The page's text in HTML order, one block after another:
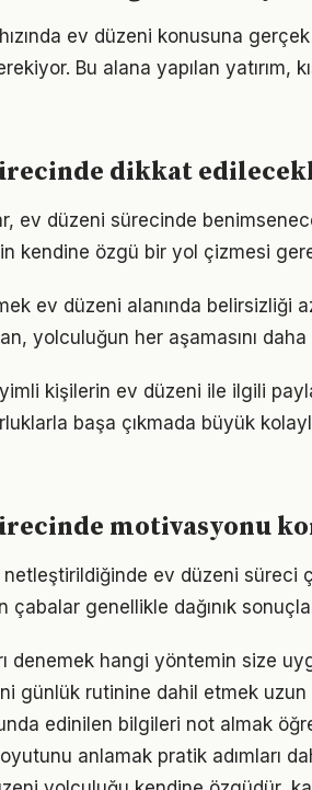
ev düzeni konusuna
Bu alana yapılan yatırım,
dikkat
ev düzeni sürecinde
kendine özgü bir yol çizmesi
ev düzeni alanında belirsizliği
yolculuğun her aşamasını daha
kişilerin ev düzeni ile ilgili
başa çıkmada büyük
motivasyonu
ev düzeni süreci
çabalar genellikle dağınık
denemek hangi yöntemin size
günlük rutinine dahil etmek
edinilen bilgileri not almak
anlamak pratik adımları